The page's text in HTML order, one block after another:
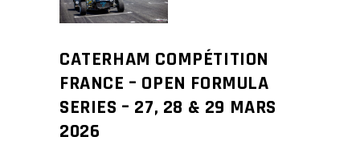
CATERHAM COMPÉTITION
FRANCE – OPEN FORMULA
SERIES – 27, 28 & 29 MARS
2026